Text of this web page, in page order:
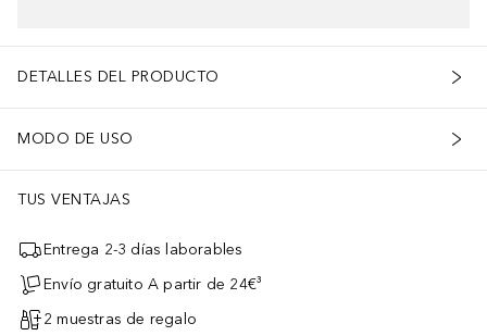
DETALLES DEL PRODUCTO
MODO DE USO
TUS VENTAJAS
Entrega 2-3 días laborables
Envío gratuito A partir de 24€³
2 muestras de regalo